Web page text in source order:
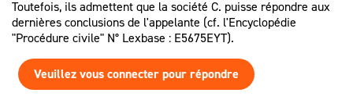
Toutefois, ils admettent que la société C. puisse répondre aux
dernières conclusions de l'appelante (cf. l'Encyclopédie
"Procédure civile" N° Lexbase : E5675EYT).
Veuillez vous connecter pour répondre